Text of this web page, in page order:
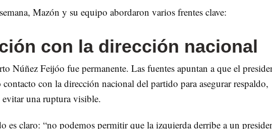
Mazón y su equipo abordaron varios frentes clave:
con la dirección nacional
Núñez Feijóo fue permanente. Las fuentes apuntan a que el
con la dirección nacional del partido para asegurar respaldo,
una ruptura visible.
es claro: “no podemos permitir que la izquierda derribe a un